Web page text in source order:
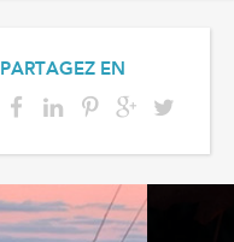
PARTAGEZ EN